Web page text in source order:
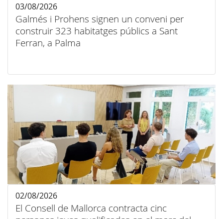
Galmés i Prohens signen un conveni per
construir 323 habitatges públics a Sant
Ferran, a Palma
03/08/2026
El Consell de Mallorca contracta cinc
02/08/2026